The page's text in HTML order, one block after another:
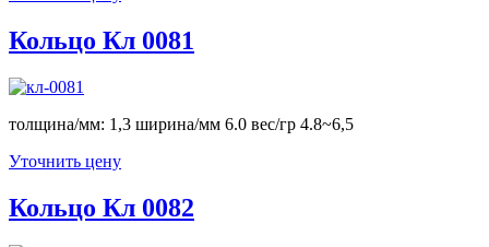
Кольцо Кл 0081
толщина/мм: 1,3 ширина/мм 6.0 вес/гр 4.8~6,5
Уточнить цену
Кольцо Кл 0082